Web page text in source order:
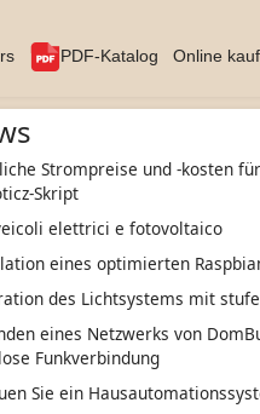
PDF-Katalog Online
Strompreise und -kosten
Skript
elettrici e fotovoltaico
eines optimierten
des Lichtsystems mit
eines Netzwerks von
Funkverbindung
Sie ein